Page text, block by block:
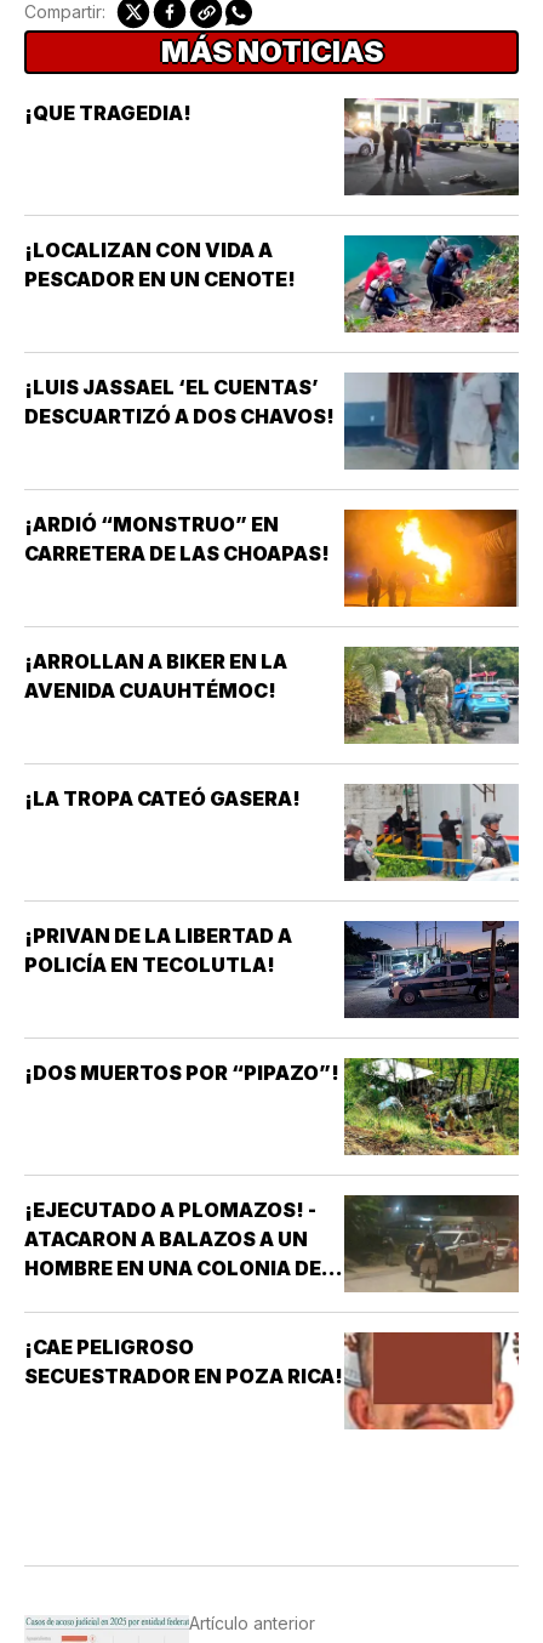
Compartir:
MÁS NOTICIAS
¡QUE TRAGEDIA!
¡LOCALIZAN CON VIDA A
PESCADOR EN UN CENOTE!
¡LUIS JASSAEL ‘EL CUENTAS’
DESCUARTIZÓ A DOS CHAVOS!
¡ARDIÓ “MONSTRUO” EN
CARRETERA DE LAS CHOAPAS!
¡ARROLLAN A BIKER EN LA
AVENIDA CUAUHTÉMOC!
¡LA TROPA CATEÓ GASERA!
¡PRIVAN DE LA LIBERTAD A
POLICÍA EN TECOLUTLA!
¡DOS MUERTOS POR “PIPAZO”!
¡EJECUTADO A PLOMAZOS! -
ATACARON A BALAZOS A UN
HOMBRE EN UNA COLONIA DE
¡CAE PELIGROSO
SECUESTRADOR EN POZA RICA!
Artículo anterior